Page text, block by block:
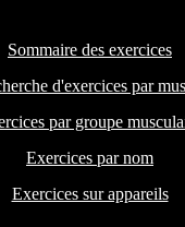
Sommaire des exercices
d'exercices par
par groupe
Exercices par nom
Exercices sur appareils